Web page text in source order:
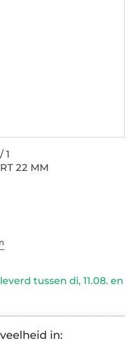
22 MM
tussen di, 11.08. en
in: